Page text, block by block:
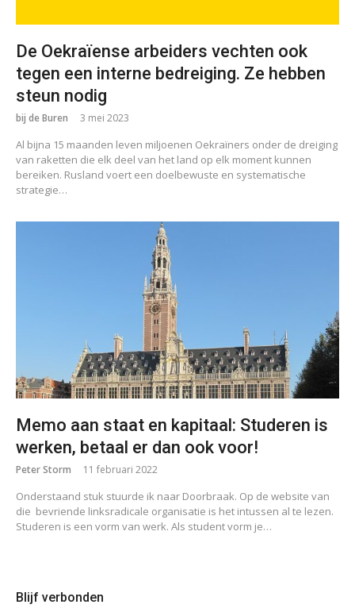
De Oekraïense arbeiders vechten ook
tegen een interne bedreiging. Ze hebben
steun nodig
bij de Buren 3 mei 2023
Al bijna 15 maanden leven miljoenen Oekraïners onder de dreiging
van raketten die elk deel van het land op elk moment kunnen
bereiken. Rusland voert een doelbewuste en systematische
strategie…
Memo aan staat en kapitaal: Studeren is
werken, betaal er dan ook voor!
Peter Storm 11 februari 2022
Onderstaand stuk stuurde ik naar Doorbraak. Op de website van
die bevriende linksradicale organisatie is het intussen al te lezen.
Studeren is een vorm van werk. Als student vorm je…
Blijf verbonden